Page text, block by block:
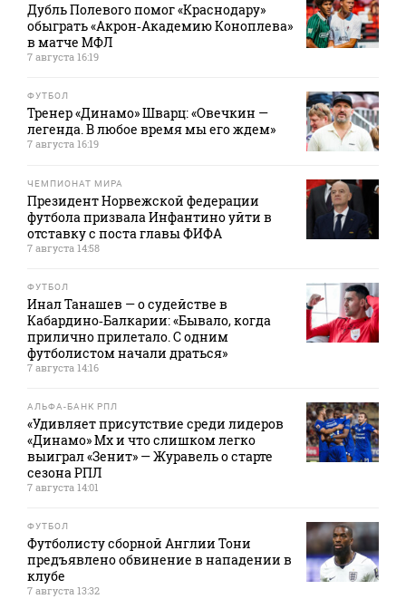
Дубль Полевого помог «Краснодару»
обыграть «Акрон‑Академию Коноплева»
в матче МФЛ
7 августа 16:19
ФУТБОЛ
Тренер «Динамо» Шварц: «Овечкин —
легенда. В любое время мы его ждем»
7 августа 16:19
ЧЕМПИОНАТ МИРА
Президент Норвежской федерации
футбола призвала Инфантино уйти в
отставку с поста главы ФИФА
7 августа 14:58
ФУТБОЛ
Инал Танашев — о судействе в
Кабардино‑Балкарии: «Бывало, когда
прилично прилетало. С одним
футболистом начали драться»
7 августа 14:16
АЛЬФА-БАНК РПЛ
«Удивляет присутствие среди лидеров
«Динамо» Мх и что слишком легко
выиграл «Зенит» — Журавель о старте
сезона РПЛ
7 августа 14:01
ФУТБОЛ
Футболисту сборной Англии Тони
предъявлено обвинение в нападении в
клубе
7 августа 13:32